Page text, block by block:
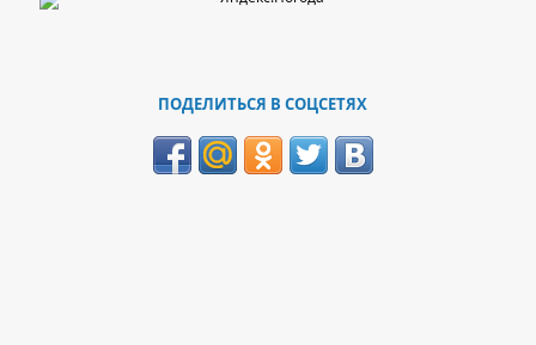
ПОДЕЛИТЬСЯ В СОЦСЕТЯХ